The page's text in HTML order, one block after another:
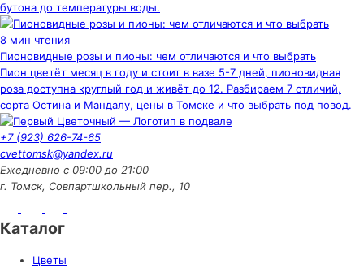
бутона до температуры воды.
8 мин чтения
Пионовидные розы и пионы: чем отличаются и что выбрать
Пион цветёт месяц в году и стоит в вазе 5-7 дней, пионовидная
роза доступна круглый год и живёт до 12. Разбираем 7 отличий,
сорта Остина и Мандалу, цены в Томске и что выбрать под повод.
+7 (923) 626-74-65
cvettomsk@yandex.ru
Ежедневно с 09:00 до 21:00
г. Томск, Совпартшкольный пер., 10
Каталог
Цветы